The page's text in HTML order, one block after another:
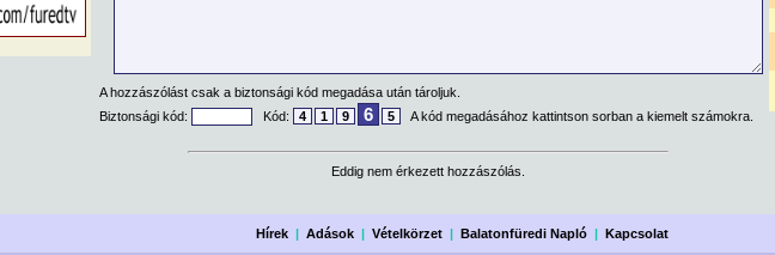
A hozzászólást csak a biztonsági kód megadása után tároljuk.
Biztonsági kód:
Kód: 4 1 9 6 5 A kód megadásához kattintson sorban a kiemelt számokra.
Eddig nem érkezett hozzászólás.
Hírek| Adások| Vételkörzet| Balatonfüredi Napló| Kapcsolat